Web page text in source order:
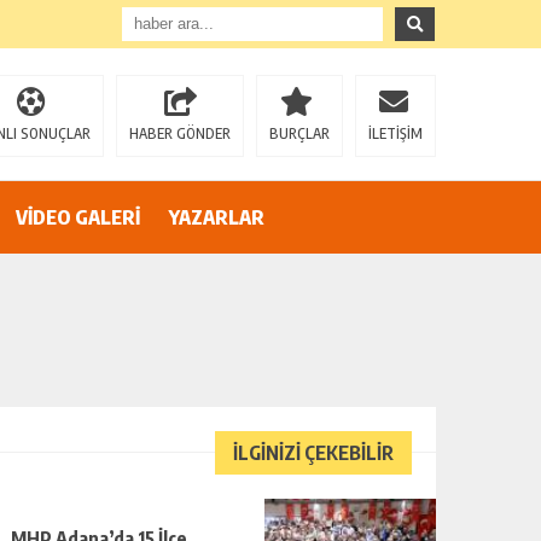
SONUÇLAR HABER GÖNDER BURÇLAR İLETİŞİM
VİDEO GALERİ YAZARLAR
İLGİNİZİ ÇEKEBİLİR